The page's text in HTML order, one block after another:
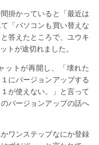
掛かっていると「最近は
「パソコンも買い替えな
答えたところで、ユウキ
トが途切れました。
トが再開し、「壊れた
にバージョンアップする
が使えない。」と言って
バージョンアップの話へ
ワンステップなにか登録